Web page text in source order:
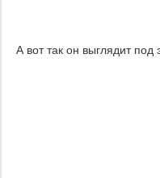
А вот так он выглядит